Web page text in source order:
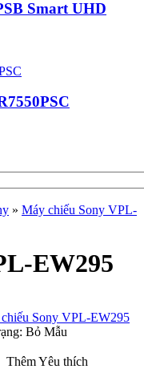
Smart UHD
» Máy chiếu Sony VPL-
EW295
Bỏ Mẫu
Thêm Yêu thích